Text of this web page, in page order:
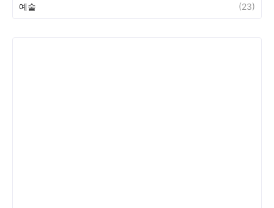
예술 (23)